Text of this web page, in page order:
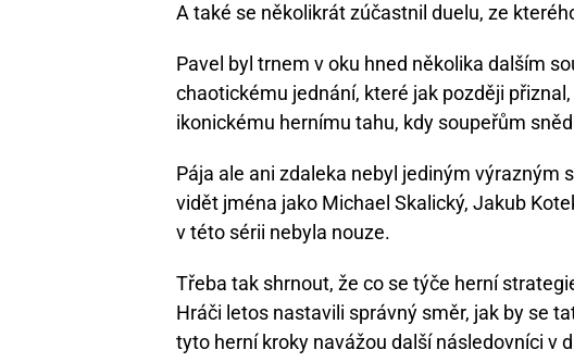
A také se několikrát zúčastnil duelu, ze
Pavel byl trnem v oku hned několika dalším
chaotickému jednání, které jak později
ikonickému hernímu tahu, kdy soupeřům
Pája ale ani zdaleka nebyl jediným výrazným
vidět jména jako Michael Skalický, Jakub
v této sérii nebyla nouze.
Třeba tak shrnout, že co se týče herní
Hráči letos nastavili správný směr, jak by se
tyto herní kroky navážou další následovníci v